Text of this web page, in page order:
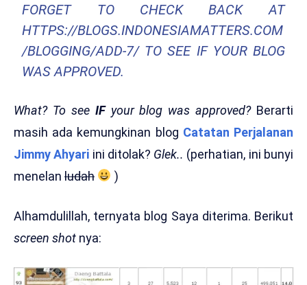
FORGET TO CHECK BACK AT
HTTPS://BLOGS.INDONESIAMATTERS.COM
/BLOGGING/ADD-7/ TO SEE IF YOUR BLOG
WAS APPROVED.
What? To see IFyour blog was approved?Berarti
masih ada kemungkinan blog Catatan Perjalanan
Jimmy Ahyari ini ditolak? Glek.. (perhatian, ini bunyi
menelan ludah )
Alhamdulillah, ternyata blog Saya diterima. Berikut
screen shot nya: